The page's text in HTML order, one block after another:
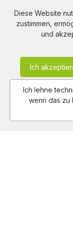
Diese Website
zustimmen,
und
Ich
Ich lehne
wenn das zu
Kategorie/n
Werbung.